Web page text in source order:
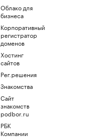
Облако для
бизнеса
Корпоративный
регистратор
доменов
Хостинг
сайтов
Рег.решения
Знакомства
Сайт
знакомств
podbor.ru
РБК
Компании